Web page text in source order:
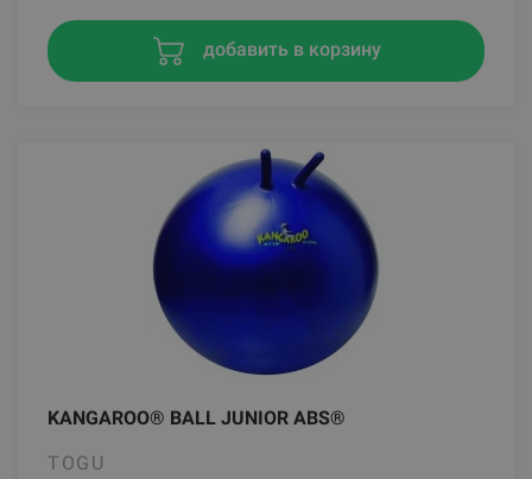
добавить в корзину
KANGAROO® BALL JUNIOR ABS®
TOGU